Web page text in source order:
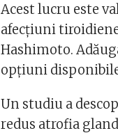
Acest lucru este
afecțiuni
Hashimoto.
opțiuni
Un studiu a
redus atrofia